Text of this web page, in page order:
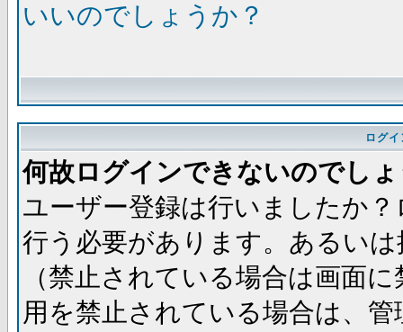
いいのでしょうか？
ログ
何故ログインできないのでし
ユーザー登録は行いましたか
行う必要があります。あるい
（禁止されている場合は画面
用を禁止されている場合は、